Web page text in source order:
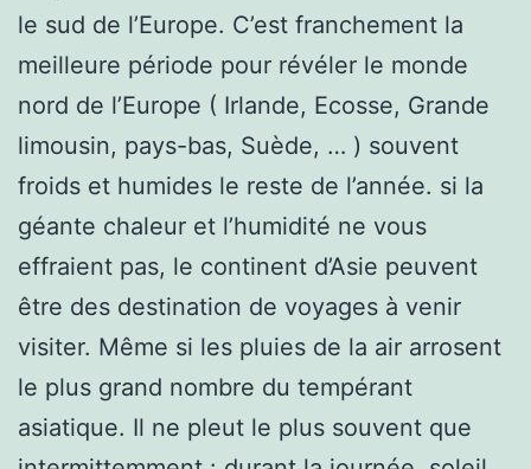
le sud de l’Europe. C’est franchement la
meilleure période pour révéler le monde
nord de l’Europe ( Irlande, Ecosse, Grande
limousin, pays-bas, Suède, … ) souvent
froids et humides le reste de l’année. si la
géante chaleur et l’humidité ne vous
effraient pas, le continent d’Asie peuvent
être des destination de voyages à venir
visiter. Même si les pluies de la air arrosent
le plus grand nombre du tempérant
asiatique. Il ne pleut le plus souvent que